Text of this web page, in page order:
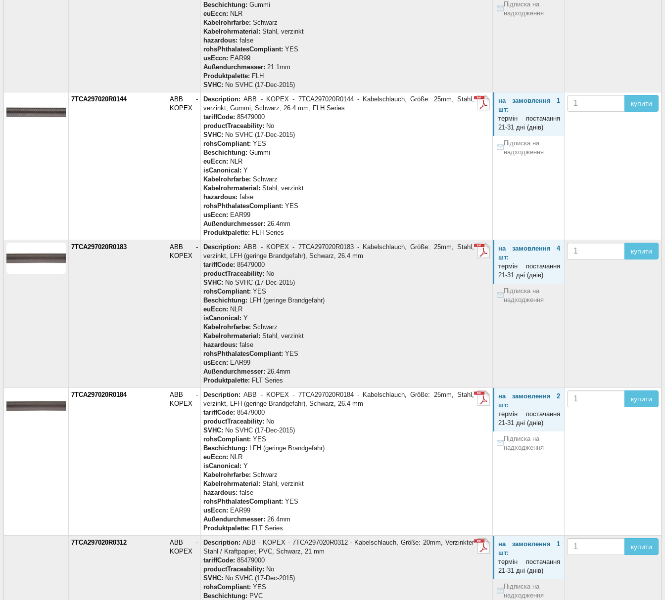
Beschichtung: Gummi
euEccn: NLR
Kabelrohrfarbe: Schwarz
Kabelrohrmaterial: Stahl, verzinkt
hazardous: false
rohsPhthalatesCompliant: YES
usEccn: EAR99
Außendurchmesser: 21.1mm
Produktpalette: FLH
SVHC: No SVHC (17-Dec-2015)
Підписка на
надходження
7TCA297020R0144
ABB -
KOPEX
Description: ABB - KOPEX - 7TCA297020R0144 - Kabelschlauch, Größe: 25mm, Stahl,
verzinkt, Gummi, Schwarz, 26.4 mm, FLH Series
tariffCode: 85479000
productTraceability: No
SVHC: No SVHC (17-Dec-2015)
rohsCompliant: YES
Beschichtung: Gummi
euEccn: NLR
isCanonical: Y
Kabelrohrfarbe: Schwarz
Kabelrohrmaterial: Stahl, verzinkt
hazardous: false
rohsPhthalatesCompliant: YES
usEccn: EAR99
Außendurchmesser: 26.4mm
Produktpalette: FLH Series
на замовлення 1
шт:
термін постачання
21-31 дні (днів)
Підписка на
надходження
купити
7TCA297020R0183
ABB -
KOPEX
Description: ABB - KOPEX - 7TCA297020R0183 - Kabelschlauch, Größe: 25mm, Stahl,
verzinkt, LFH (geringe Brandgefahr), Schwarz, 26.4 mm
tariffCode: 85479000
productTraceability: No
SVHC: No SVHC (17-Dec-2015)
rohsCompliant: YES
Beschichtung: LFH (geringe Brandgefahr)
euEccn: NLR
isCanonical: Y
Kabelrohrfarbe: Schwarz
Kabelrohrmaterial: Stahl, verzinkt
hazardous: false
rohsPhthalatesCompliant: YES
usEccn: EAR99
Außendurchmesser: 26.4mm
Produktpalette: FLT Series
на замовлення 4
шт:
термін постачання
21-31 дні (днів)
Підписка на
надходження
купити
7TCA297020R0184
ABB -
KOPEX
Description: ABB - KOPEX - 7TCA297020R0184 - Kabelschlauch, Größe: 25mm, Stahl,
verzinkt, LFH (geringe Brandgefahr), Schwarz, 26.4 mm
tariffCode: 85479000
productTraceability: No
SVHC: No SVHC (17-Dec-2015)
rohsCompliant: YES
Beschichtung: LFH (geringe Brandgefahr)
euEccn: NLR
isCanonical: Y
Kabelrohrfarbe: Schwarz
Kabelrohrmaterial: Stahl, verzinkt
hazardous: false
rohsPhthalatesCompliant: YES
usEccn: EAR99
Außendurchmesser: 26.4mm
Produktpalette: FLT Series
на замовлення 2
шт:
термін постачання
21-31 дні (днів)
Підписка на
надходження
купити
7TCA297020R0312
ABB -
KOPEX
Description: ABB - KOPEX - 7TCA297020R0312 - Kabelschlauch, Größe: 20mm, Verzinkter
Stahl / Kraftpapier, PVC, Schwarz, 21 mm
tariffCode: 85479000
productTraceability: No
SVHC: No SVHC (17-Dec-2015)
rohsCompliant: YES
Beschichtung: PVC
на замовлення 1
шт:
термін постачання
21-31 дні (днів)
Підписка на
надходження
купити